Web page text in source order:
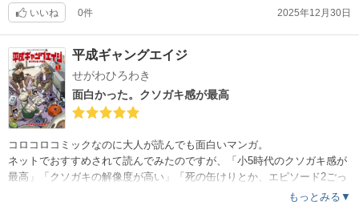
いいね 0件 2025年12月30日
平成ギャングエイジ
せがわひろわき
面白かった。クソガキ感が最高
コロコロコミックなのに大人が読んでも面白いマンガ。
ネットでおすすめされて読んでみたのですが、「小5時代のクソガキ感が
最高」「クソガキの解像度が高い」「死の缶けりとか、エピソード2ごっ
ことか、小学生男子はやる」「マトリックス鬼ごっこをやってくれる真
もっとみる▼